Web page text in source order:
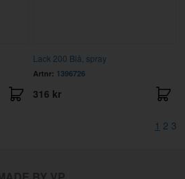
Lack 200 Blå, spray
Artnr: 1396726
316 kr
1 2 3